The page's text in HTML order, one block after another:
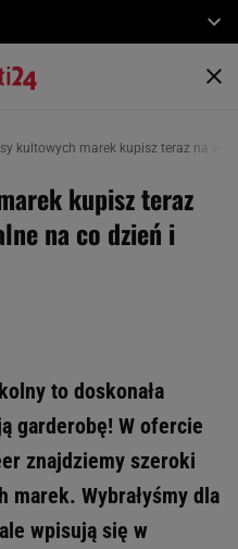
kultowych marek kupisz teraz na
kupisz teraz
na co dzień i
to doskonała
garderobę! W ofercie
znajdziemy szeroki
marek. Wybrałyśmy dla
wpisują się w